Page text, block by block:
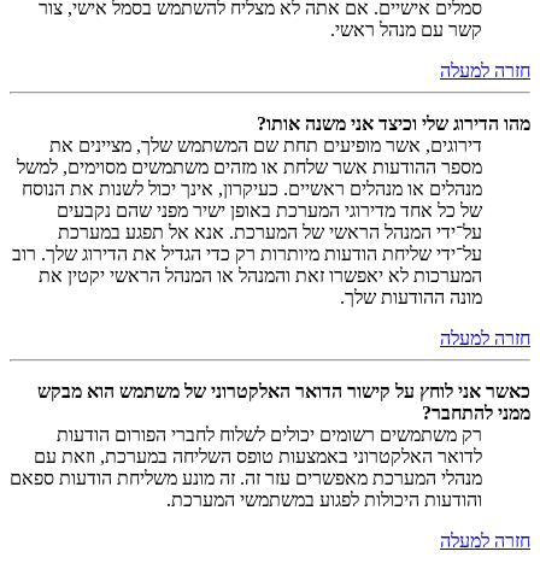
סמלים אישיים. אם אתה לא מצליח להשתמש בסמל אישי, צור
קשר עם מנהל ראשי.
חזרה למעלה
מהו הדירוג שלי וכיצד אני משנה אותו?
דירוגים, אשר מופיעים תחת שם המשתמש שלך, מציינים את
מספר ההודעות אשר שלחת או מזהים משתמשים מסוימים, למשל
מנהלים או מנהלים ראשיים. כעיקרון, אינך יכול לשנות את הנוסח
של כל אחד מדירוגי המערכת באופן ישיר מפני שהם נקבעים
על־ידי המנהל הראשי של המערכת. אנא אל תפגע במערכת
על־ידי שליחת הודעות מיותרות רק כדי הגדיל את הדירוג שלך. רוב
המערכות לא יאפשרו זאת והמנהל או המנהל הראשי יקטין את
מונה ההודעות שלך.
חזרה למעלה
כאשר אני לוחץ על קישור הדואר האלקטרוני של משתמש הוא מבקש
ממני להתחבר?
רק משתמשים רשומים יכולים לשלוח לחברי הפורום הודעות
לדואר האלקטרוני באמצעות טופס השליחה במערכת, וזאת עם
מנהלי המערכת מאפשרים עזר זה. זה מונע משליחת הודעות ספאם
והודעות היכולות לפגוע במשתמשי המערכת.
חזרה למעלה